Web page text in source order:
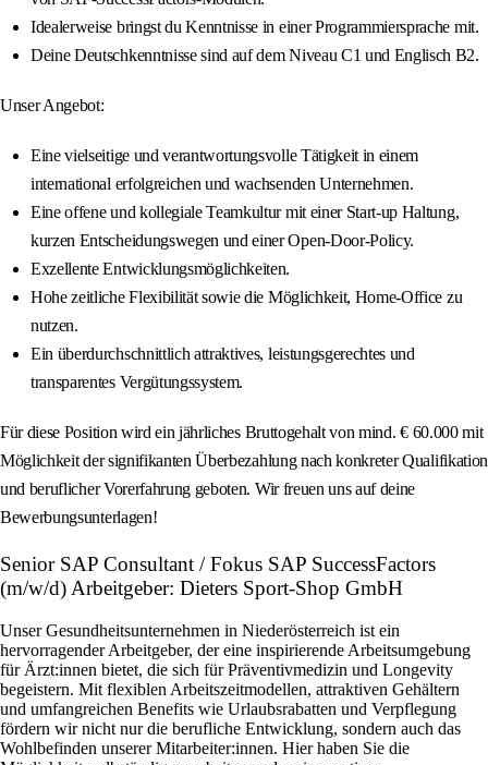
Idealerweise bringst du Kenntnisse in einer Programmiersprache mit.
Deine Deutschkenntnisse sind auf dem Niveau C1 und Englisch B2.
Unser Angebot:
Eine vielseitige und verantwortungsvolle Tätigkeit in einem
international erfolgreichen und wachsenden Unternehmen.
Eine offene und kollegiale Teamkultur mit einer Start-up Haltung,
kurzen Entscheidungswegen und einer Open-Door-Policy.
Exzellente Entwicklungsmöglichkeiten.
Hohe zeitliche Flexibilität sowie die Möglichkeit, Home-Office zu
nutzen.
Ein überdurchschnittlich attraktives, leistungsgerechtes und
transparentes Vergütungssystem.
Für diese Position wird ein jährliches Bruttogehalt von mind. € 60.000 mit
Möglichkeit der signifikanten Überbezahlung nach konkreter Qualifikation
und beruflicher Vorerfahrung geboten. Wir freuen uns auf deine
Bewerbungsunterlagen!
Senior SAP Consultant / Fokus SAP SuccessFactors
(m/w/d) Arbeitgeber: Dieters Sport-Shop GmbH
Unser Gesundheitsunternehmen in Niederösterreich ist ein
hervorragender Arbeitgeber, der eine inspirierende Arbeitsumgebung
für Ärzt:innen bietet, die sich für Präventivmedizin und Longevity
begeistern. Mit flexiblen Arbeitszeitmodellen, attraktiven Gehältern
und umfangreichen Benefits wie Urlaubsrabatten und Verpflegung
fördern wir nicht nur die berufliche Entwicklung, sondern auch das
Wohlbefinden unserer Mitarbeiter:innen. Hier haben Sie die